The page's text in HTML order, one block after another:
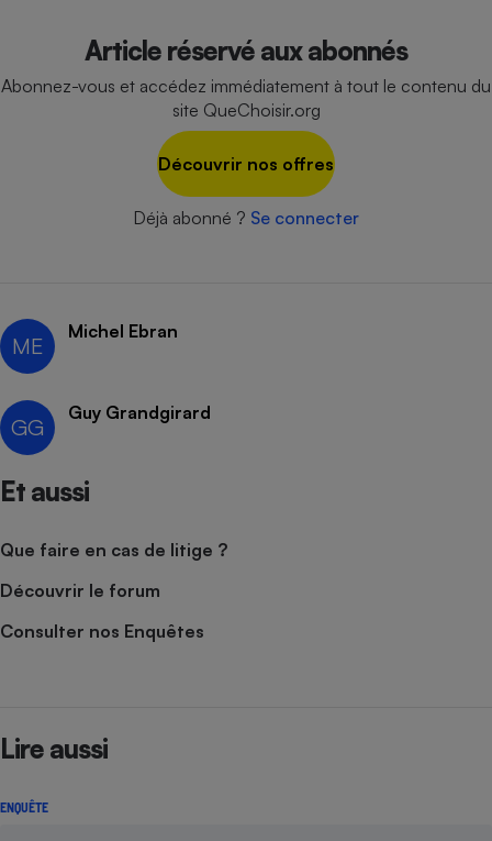
Article réservé aux abonnés
Abonnez-vous et accédez immédiatement à tout le contenu du
site QueChoisir.org
Découvrir nos offres
Déjà abonné ? Se connecter
ME
Michel Ebran
GG
Guy Grandgirard
Et aussi
Que faire en cas de litige ?
Découvrir le forum
Consulter nos Enquêtes
Lire aussi
ENQUÊTE
Climatiseur -
Ventilateur